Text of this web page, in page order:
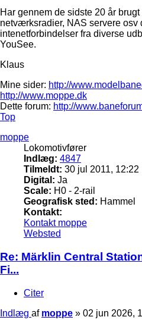
Har gennem de sidste 20 år brugt
netværksradier, NAS servere osv
intenetforbindelser fra diverse
YouSee.
Klaus
Mine sider: http://
http://www.moppe.dk
Dette forum: http://
Top
moppe
Lokomotivfører
Indlæg: 4847
Tilmeldt: 30 jul 2011, 12:22
Digital: Ja
Scale: H0 - 2-rail
Geografisk sted: Hammel
Kontakt:
Kontakt moppe
Websted
Re: Märklin Central
Fi...
Citer
Indlæg af moppe » 02 jun 2026,